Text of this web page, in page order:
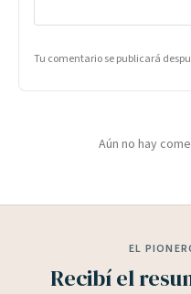
Tu comentario se publicará
Aún no hay
EL
Recibí el